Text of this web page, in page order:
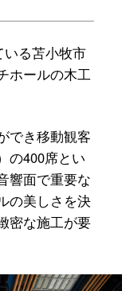
る苫小牧市
ホールの木工
でき移動観客
の400席とい
響面で重要な
の美しさを決
密な施工が要